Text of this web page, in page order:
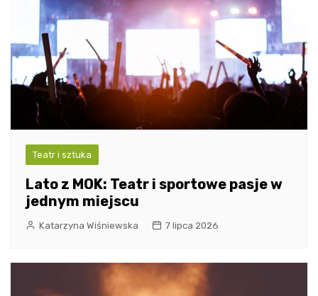
Teatr i sztuka
Lato z MOK: Teatr i sportowe pasje w
jednym miejscu
Katarzyna Wiśniewska 7 lipca 2026